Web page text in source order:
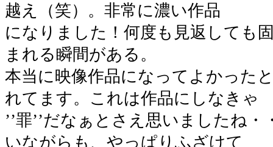
越え（笑）。非常に濃い作品
になりました！何度も見返しても
まれる瞬間がある。
本当に映像作品になってよかった
れてます。これは作品にしなきゃ
’’罪’’だなぁとさえ思いましたね
いながらも、やっぱりふざけて